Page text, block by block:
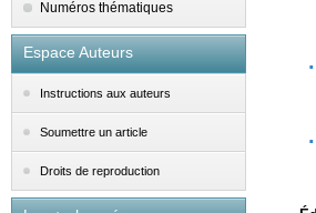
Numéros thématiques
Espace Auteurs
Instructions aux auteurs
Soumettre un article
Droits de reproduction
·
·